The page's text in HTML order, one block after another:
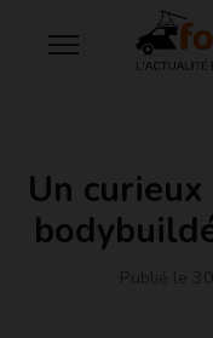
Un